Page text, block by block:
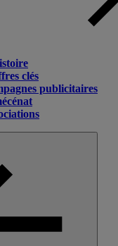
clés
publicitaires